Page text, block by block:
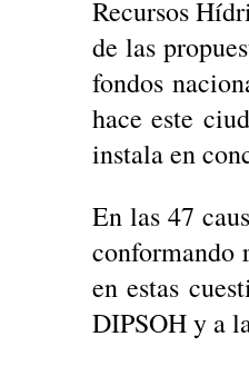
Recursos
de las
fondos
hace este
instala en
En las 47
en estas
DIPSOH y a